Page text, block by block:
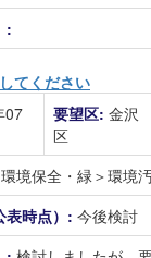
:
てください
07
要望区: 金沢
区
境保全・緑＞環境
表時点）: 今後検討